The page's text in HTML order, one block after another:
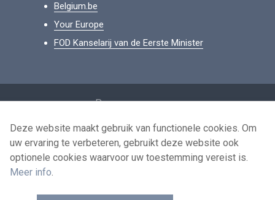
Belgium.be
Your Europe
FOD Kanselarij van de Eerste Minister
Persoonsgegevens
Voorwaarden voor het hergebruik
Contacteer ons
Deze website maakt gebruik van functionele cookies. Om
uw ervaring te verbeteren, gebruikt deze website ook
optionele cookies waarvoor uw toestemming vereist is.
Meer info.